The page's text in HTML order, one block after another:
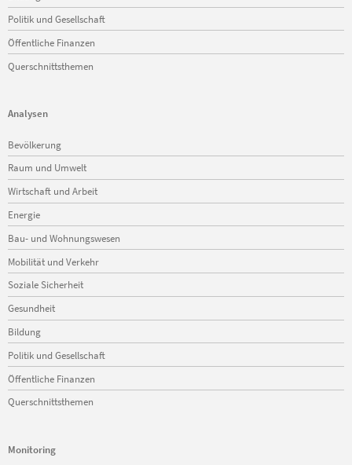
Politik und Gesellschaft
Öffentliche Finanzen
Querschnittsthemen
Analysen
Navigation
überspringen
Bevölkerung
Raum und Umwelt
Wirtschaft und Arbeit
Energie
Bau- und Wohnungswesen
Mobilität und Verkehr
Soziale Sicherheit
Gesundheit
Bildung
Politik und Gesellschaft
Öffentliche Finanzen
Querschnittsthemen
Monitoring